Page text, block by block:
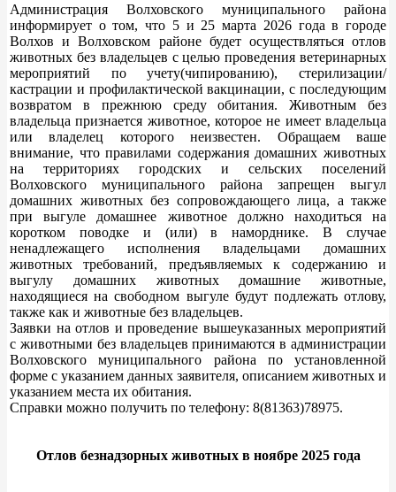
Администрация Волховского муниципального района
информирует о том, что 5 и 25 марта 2026 года в городе
Волхов и Волховском районе будет осуществляться отлов
животных без владельцев с целью проведения ветеринарных
мероприятий по учету(чипированию), стерилизации/
кастрации и профилактической вакцинации, с последующим
возвратом в прежнюю среду обитания. Животным без
владельца признается животное, которое не имеет владельца
или владелец которого неизвестен. Обращаем ваше
внимание, что правилами содержания домашних животных
на территориях городских и сельских поселений
Волховского муниципального района запрещен выгул
домашних животных без сопровождающего лица, а также
при выгуле домашнее животное должно находиться на
коротком поводке и (или) в наморднике. В случае
ненадлежащего исполнения владельцами домашних
животных требований, предъявляемых к содержанию и
выгулу домашних животных домашние животные,
находящиеся на свободном выгуле будут подлежать отлову,
также как и животные без владельцев.
Заявки на отлов и проведение вышеуказанных мероприятий
с животными без владельцев принимаются в администрации
Волховского муниципального района по установленной
форме с указанием данных заявителя, описанием животных и
указанием места их обитания.
Справки можно получить по телефону: 8(81363)78975.
Отлов безнадзорных животных в ноябре 2025 года